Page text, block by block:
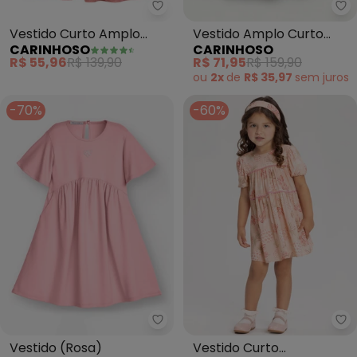
Carinhoso - Vestido Curto
Vestido Curto Amplo
(Rosê)
CARINHOSO
R$ 55,96R$ 139,90
Vestido Amplo Curto
com Glitter (Rosa)
CARINHOSO
R$ 71,95R$ 159,90
ou 2x de R$ 35,97 sem juros
-70%
Trick Nick - Vestido (Rosa)
Vestido (Rosa)
-60%
Vestido Curto